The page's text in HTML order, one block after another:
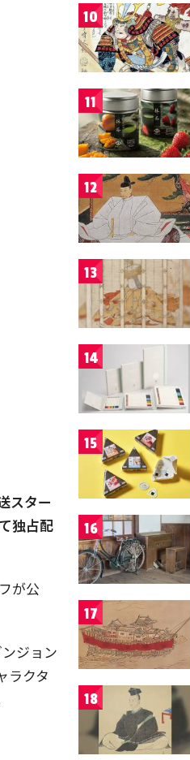
スター
独占配
が公
ジョン
ラクタ
10
11
12
13
14
15
16
17
18